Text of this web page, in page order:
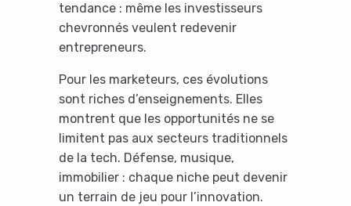
tendance : même les investisseurs
chevronnés veulent redevenir
entrepreneurs.
Pour les marketeurs, ces évolutions
sont riches d’enseignements. Elles
montrent que les opportunités ne se
limitent pas aux secteurs traditionnels
de la tech. Défense, musique,
immobilier : chaque niche peut devenir
un terrain de jeu pour l’innovation.